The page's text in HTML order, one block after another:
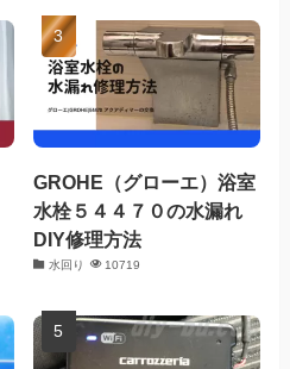
GROHE（グローエ）浴室
水栓５４４７０の水漏れ
DIY修理方法
水回り 10719